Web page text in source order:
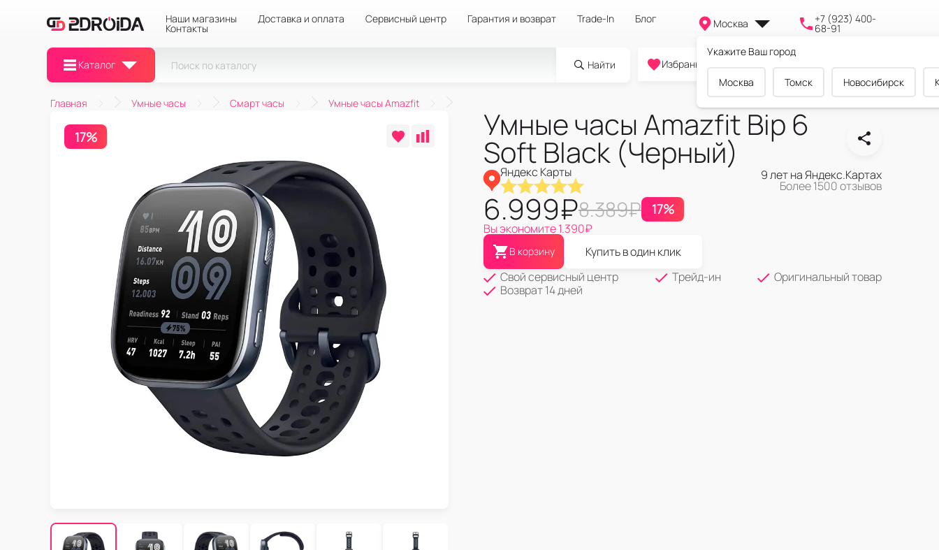
Наши магазины Доставка и оплата Сервисный центр Гарантия и возврат Trade-In Блог
Контакты Москва
Укажите Ваш город
Москва Томск Новосибирск
+7 (923) 400-
68-91
Каталог Найти
0
Избранное Cравнение Корзина
Главная Умные часы Смарт часы Умные часы Amazfit
17% Умные часы Amazfit Bip 6
Soft Black (Черный)
Яндекс Карты 9 лет на Яндекс.Картах
Более 1500 отзывов
8.389₽
6.999₽ 17%
Вы экономите1.390₽
В корзину
Купить в один клик
Свой сервисный центр
Трейд-ин
Оригинальный товар
Возврат 14 дней